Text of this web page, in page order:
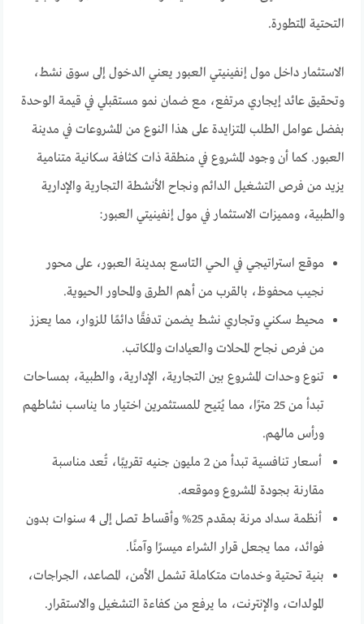
التحتية المتطورة.
الاستثمار داخل مول إنفينيتي العبور يعني الدخول إلى سوق نشط،
وتحقيق عائد إيجاري مرتفع، مع ضمان نمو مستقبلي في قيمة الوحدة
بفضل عوامل الطلب المتزايدة على هذا النوع من المشروعات في مدينة
العبور. كما أن وجود المشروع في منطقة ذات كثافة سكانية متنامية
يزيد من فرص التشغيل الدائم ونجاح الأنشطة التجارية والإدارية
والطبية، ومميزات الاستثمار في مول إنفينيتي العبور:
موقع استراتيجي في الحي التاسع بمدينة العبور، على محور
نجيب محفوظ، بالقرب من أهم الطرق والمحاور الحيوية.
محيط سكني وتجاري نشط يضمن تدفقًا دائمًا للزوار، مما يعزز
من فرص نجاح المحلات والعيادات والمكاتب.
تنوع وحدات المشروع بين التجارية، الإدارية، والطبية، بمساحات
تبدأ من 25 مترًا، مما يُتيح للمستثمرين اختيار ما يناسب نشاطهم
ورأس مالهم.
أسعار تنافسية تبدأ من 2 مليون جنيه تقريبًا، تُعد مناسبة
مقارنة بجودة المشروع وموقعه.
أنظمة سداد مرنة بمقدم 25% وأقساط تصل إلى 4 سنوات بدون
فوائد، مما يجعل قرار الشراء ميسرًا وآمنًا.
بنية تحتية وخدمات متكاملة تشمل الأمن، المصاعد، الجراجات،
المولدات، والإنترنت، ما يرفع من كفاءة التشغيل والاستقرار.